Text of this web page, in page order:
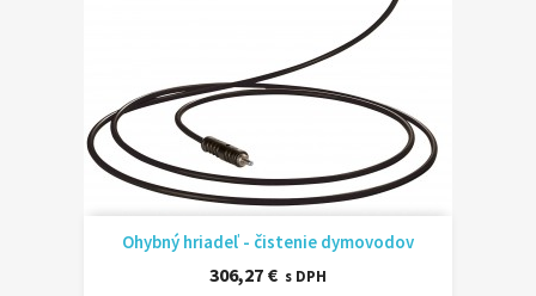
Ohybný hriadeľ - čistenie dymovodov
306,27 € s DPH